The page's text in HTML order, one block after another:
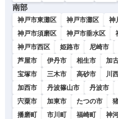
南部
神戸市東灘区 神戸市灘区 神
神戸市須磨区
神戸市垂水区
神戸市西区
姫路市 尼崎市
芦屋市
伊丹市 相生市 加
宝塚市
三木市 高砂市 川
加西市
丹波篠山市 丹波市
宍粟市
加東市 たつの市
播磨町
市川町 福崎町 神